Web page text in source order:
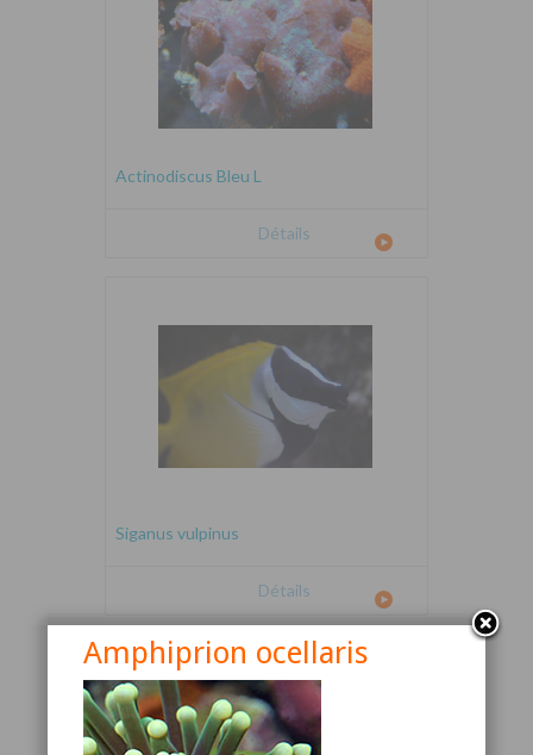
Actinodiscus Bleu L
Détails
Siganus vulpinus
Détails
Amphiprion ocellaris